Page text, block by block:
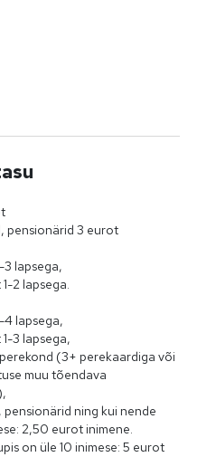
pensionärid 3 eurot
3 lapsega,
2 lapsega.
4 lapsega,
3 lapsega,
(3+ perekaardiga või
muu tõendava
ning kui nende
2,50 eurot inimene.
on üle 10 inimese: 5 eurot